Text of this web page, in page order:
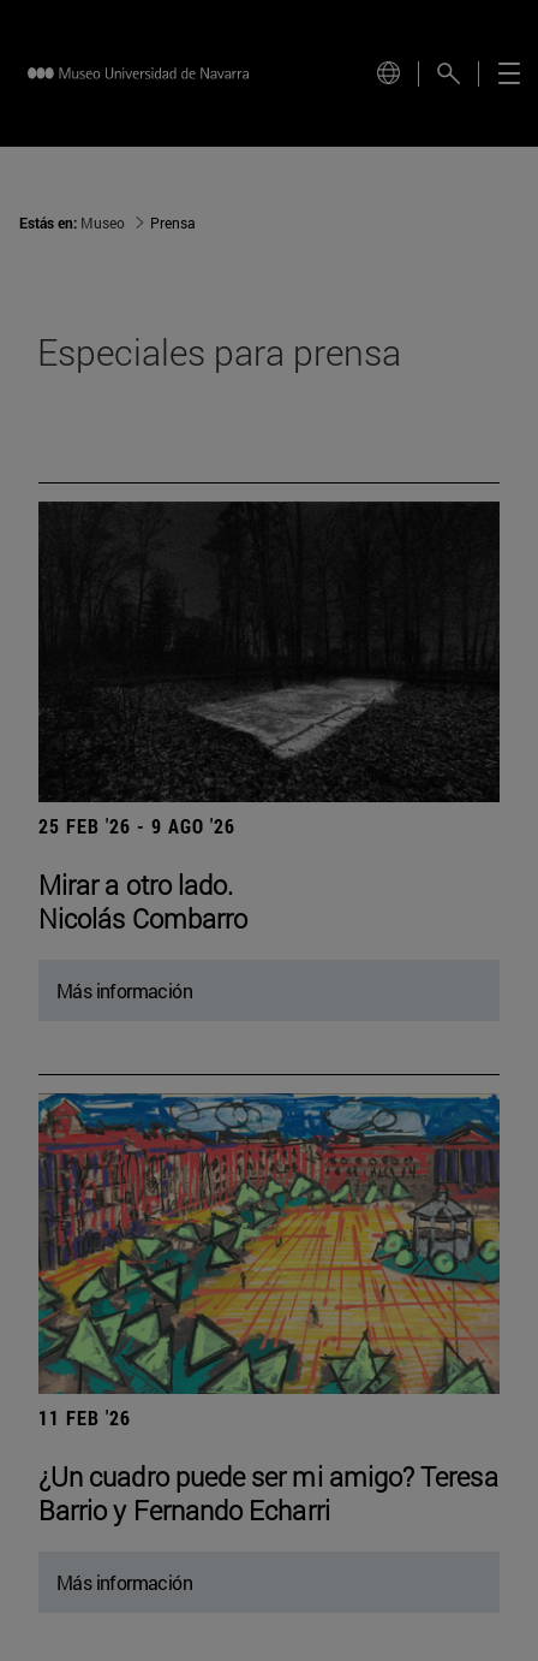
Estás en: Museo Prensa
Especiales para prensa
25 FEB '26 - 9 AGO '26
Mirar a otro lado.
Nicolás Combarro
Más información
11 FEB '26
¿Un cuadro puede ser mi amigo? Teresa
Barrio y Fernando Echarri
Más información